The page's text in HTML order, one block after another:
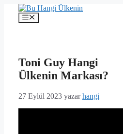
İçeriğe
Menü
Toni Guy Hangi
Ülkenin Markası?
27 Eylül 2023 yazarhangi